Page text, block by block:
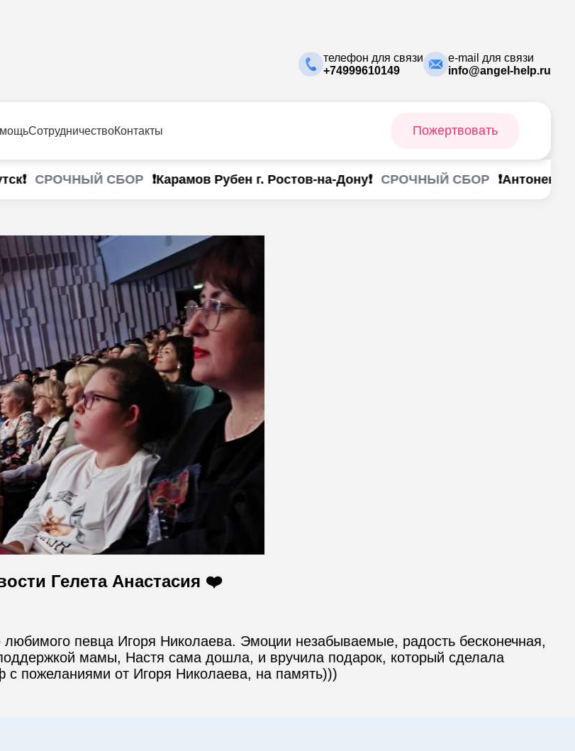
телефон для связи
+74999610149
e-mail для связи
info@angel-help.ru
СотрудничествоКонтакты Пожертвовать
СРОЧНЫЙ СБОР ❗Карамов Рубен г. Ростов-на-Дону❗ СРОЧНЫЙ СБОР ❗Антоненко
Гелета Анастасия ❤️
любимого певца Игоря Николаева. Эмоции незабываемые, радость бесконечная,
мамы, Настя сама дошла, и вручила подарок, который сделала
пожеланиями от Игоря Николаева, на память)))